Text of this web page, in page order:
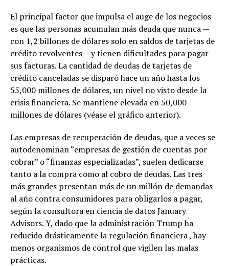
El principal factor que impulsa el auge de los negocios
es que las personas acumulan más deuda que nunca —
con 1,2 billones de dólares solo en saldos de tarjetas de
crédito revolventes— y tienen dificultades para pagar
sus facturas. La cantidad de deudas de tarjetas de
crédito canceladas se disparó hace un año hasta los
55,000 millones de dólares, un nivel no visto desde la
crisis financiera. Se mantiene elevada en 50,000
millones de dólares (véase el gráfico anterior).
Las empresas de recuperación de deudas, que a veces se
autodenominan “empresas de gestión de cuentas por
cobrar” o “finanzas especializadas”, suelen dedicarse
tanto a la compra como al cobro de deudas. Las tres
más grandes presentan más de un millón de demandas
al año contra consumidores para obligarlos a pagar,
según la consultora en ciencia de datos January
Advisors. Y, dado que la administración Trump ha
reducido drásticamente la regulación financiera , hay
menos organismos de control que vigilen las malas
prácticas.